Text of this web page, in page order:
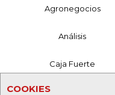
COOKIES
Agronegocios
Análisis
Caja Fuerte